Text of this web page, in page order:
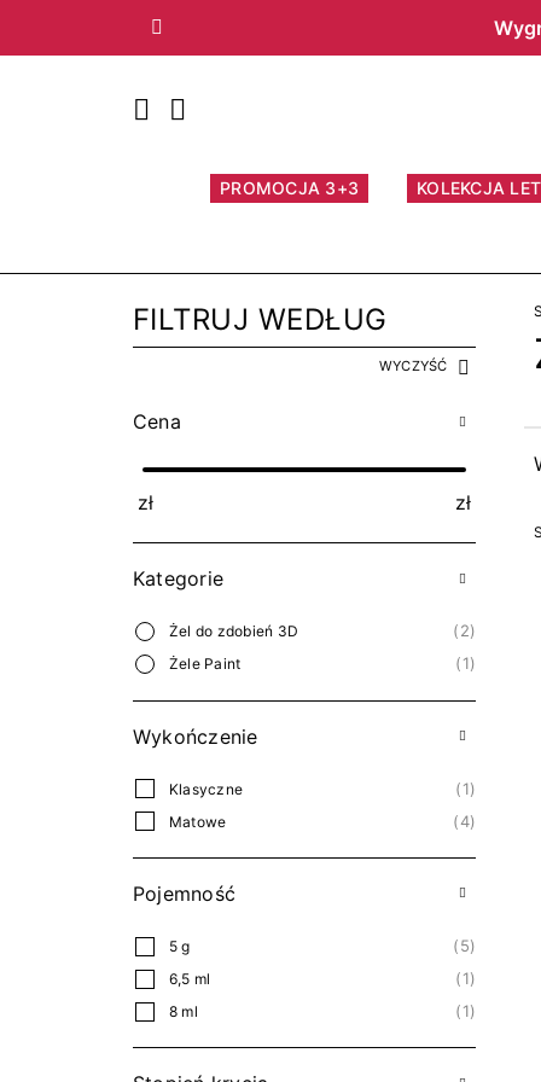
Poprzedni
PROMOCJA 3+3 KOLEKCJA
FILTRUJ WEDŁUG
WYCZYŚĆ
Cena
zł zł
Kategorie
Żel do zdobień 3D 2
Żele Paint 1
Wykończenie
Klasyczne 1
Matowe 4
Pojemność
5 g 5
6,5 ml 1
8 ml 1